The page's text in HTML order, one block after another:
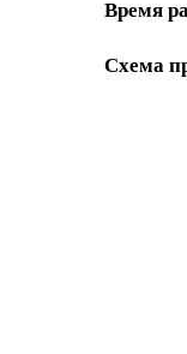
Время
Схема